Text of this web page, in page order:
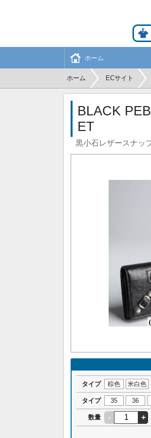
ホーム
ホーム ECサイト
BLACK
ET
黒小石レザースナッ
タイプ 棕色 米白色
タイプ 35 36
数量 - +